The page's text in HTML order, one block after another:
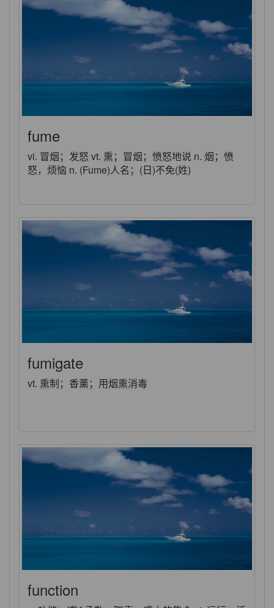
fume
vi. 冒烟；发怒 vt. 熏；冒烟；愤怒地说 n. 烟；愤
怒，烦恼 n. (Fume)人名；(日)不免(姓)
fumigate
vt. 熏制；香薰；用烟熏消毒
function